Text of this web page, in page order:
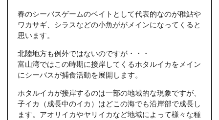
春のシーバスゲームのベイトとして代表的なのが稚鮎や
ワカサギ、シラスなどの小魚ががメインになってくると
思います。
北陸地方も例外ではないのですが・・・
富山湾ではこの時期に接岸してくるホタルイカをメイン
にシーバスが捕食活動を展開します。
ホタルイカが接岸するのは一部の地域的な現象ですが、
子イカ（成長中のイカ）はどこの海でも沿岸部で成長し
ます。アオリイカやヤリイカなど地域によって様々な種